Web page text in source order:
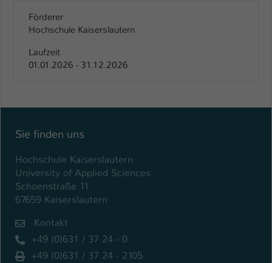
Förderer
Hochschule Kaiserslautern
Laufzeit
01.01.2026 - 31.12.2026
Sie finden uns
Hochschule Kaiserslautern
University of Applied Sciences
Schoenstraße 11
67659 Kaiserslautern
Kontakt
+49 (0)631 / 37 24 - 0
+49 (0)631 / 37 24 - 2105